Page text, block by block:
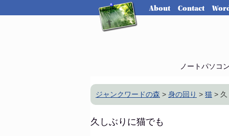
About Contact
ノートパソコ
ジャンクワードの森 > 身の回り > 猫 > 久
久しぶりに猫でも